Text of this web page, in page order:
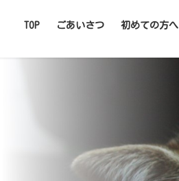
TOP ごあいさつ 初めての方へ